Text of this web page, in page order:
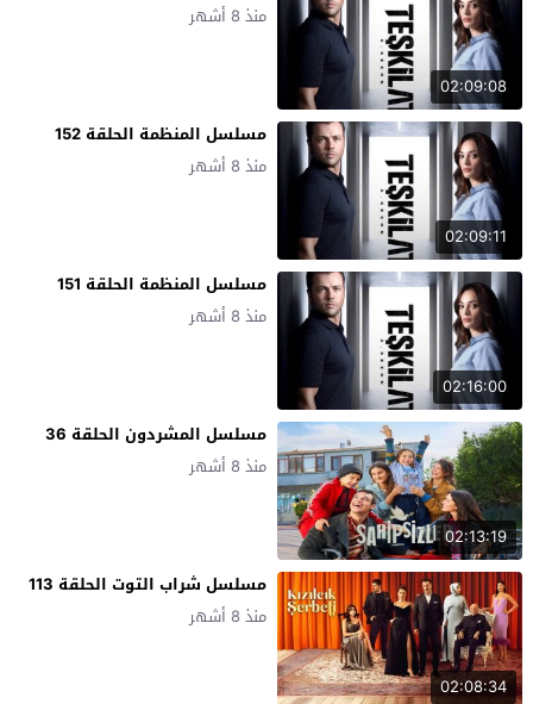
02:09:08
منذ 8 أشهر
02:09:11
مسلسل المنظمة الحلقة 152
منذ 8 أشهر
02:16:00
مسلسل المنظمة الحلقة 151
منذ 8 أشهر
02:13:19
مسلسل المشردون الحلقة 36
منذ 8 أشهر
02:08:34
مسلسل شراب التوت الحلقة 113
منذ 8 أشهر